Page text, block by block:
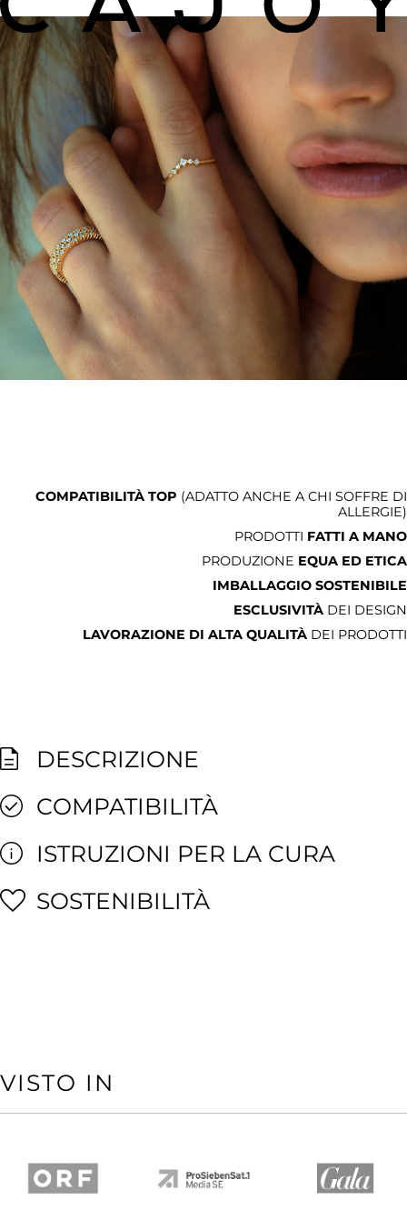
COMPATIBILITÀ TOP (ADATTO ANCHE A CHI SOFFRE DI
ALLERGIE)
PRODOTTI FATTI A MANO
PRODUZIONE EQUA ED ETICA
IMBALLAGGIO SOSTENIBILE
ESCLUSIVITÀ DEI DESIGN
LAVORAZIONE DI ALTA QUALITÀ DEI PRODOTTI
DESCRIZIONE
COMPATIBILITÀ
ISTRUZIONI PER LA CURA
SOSTENIBILITÀ
VISTO IN